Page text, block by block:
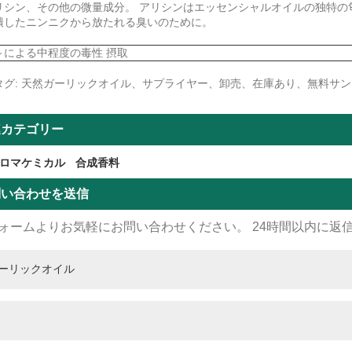
シン、その他の微量成分。 アリシンはエッセンシャルオイルの独特
したニンニクから放たれる臭いのために。
による中程度の毒性 摂取
グ: 天然ガーリックオイル、サプライヤー、卸売、在庫あり、無料サ
テゴリー
マケミカル 合成香料
合わせを送信
ームよりお気軽にお問い合わせください。 24時間以内に返